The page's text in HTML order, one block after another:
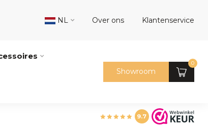
NL Over ons Klantenservice
Showroom
0
9.7